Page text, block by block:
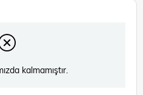
kalmamıştır.